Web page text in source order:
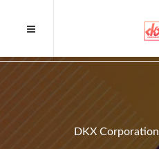
DKX Corporation